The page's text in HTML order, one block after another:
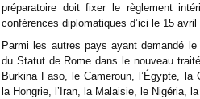
préparatoire doit fixer le règlement
conférences diplomatiques d’ici le 15 avril
Parmi les autres pays ayant demandé
du Statut de Rome dans le nouveau
Burkina Faso, le Cameroun, l’Égypte, la
la Hongrie, l’Iran, la Malaisie, le Nigéria,